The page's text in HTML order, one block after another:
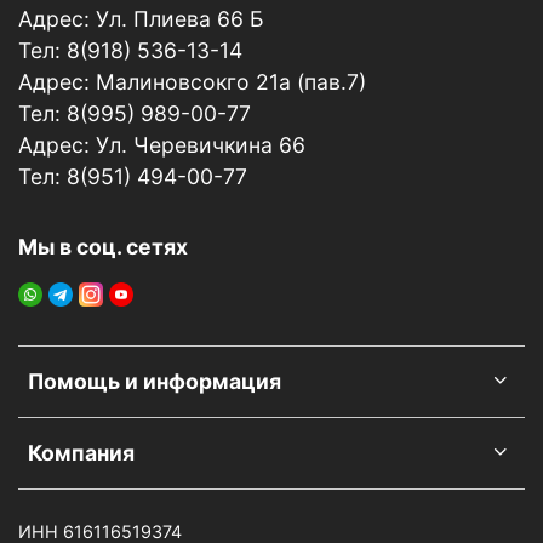
защитные крема.
Условия хранения:
Хранить при температуре от 50С до 25
попадания прямых солнечных лучей. Не
использовать средство по истечении срока
годности.
Помощь и информация
Компания
Адрес: Ул. Плиева 66 Б
Тел: 8(918) 536-13-14
Адрес: Малиновсокго 21а (пав.7)
Тел: 8(995) 989-00-77
Адрес: Ул. Черевичкина 66
Тел: 8(951) 494-00-77
Мы в соц. сетях
ИНН 616116519374